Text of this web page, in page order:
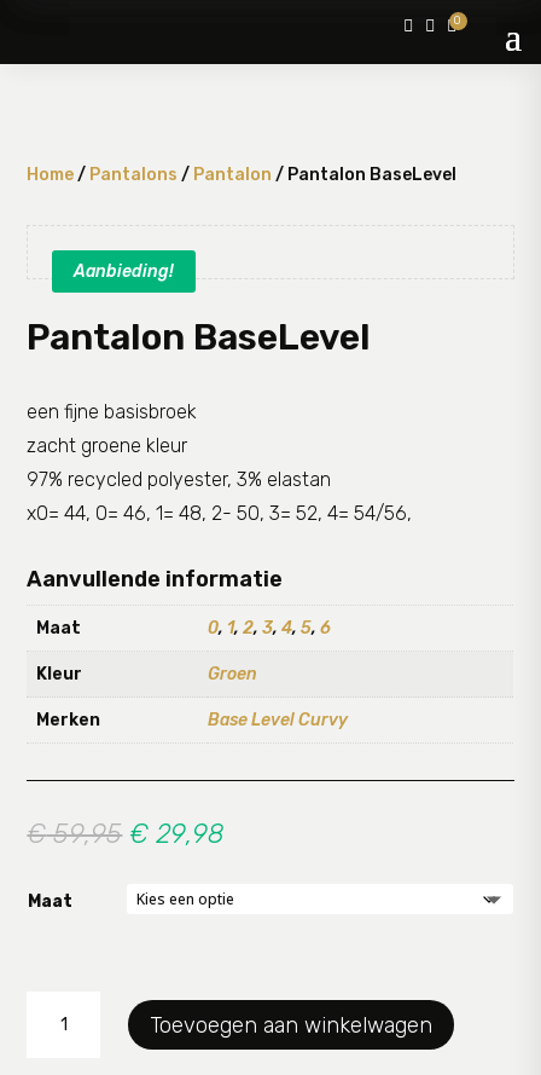
  0
Home/ Pantalons / Pantalon / Pantalon BaseLevel
Aanbieding!
Pantalon BaseLevel
een fijne basisbroek
zacht groene kleur
97% recycled polyester, 3% elastan
x0= 44, 0= 46, 1= 48, 2- 50, 3= 52, 4= 54/56,
Aanvullende informatie
Maat 0, 1,2,3,4,5,6
Kleur Groen
Merken Base Level Curvy
€59,95 Oorspronkelijke
was:
€ 59,95.
€ 29,98
is:
Maat
BaseLevel
Toevoegen aan winkelwagen